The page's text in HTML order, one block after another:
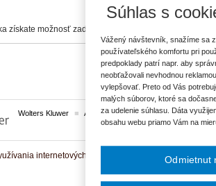
získate možnosť zadať svoje otázky, prípadne prístup
Wolters Kluwer ASPI Komplexné právne predpisy
internetových služieb a komunitných portálov
Súhlas s
Vážený návštevník, snažíme sa
používateľského komfortu pri
predpoklady patrí napr. aby
neobťažovali nevhodnou
vylepšovať. Preto od Vás
malých súborov, ktoré sa
za udelenie súhlasu. Dáta
obsahu webu priamo Vám na
Odmietnut